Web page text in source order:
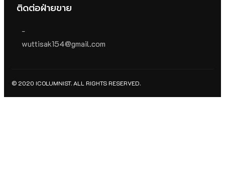
ติดต่อฝ่ายขาย
-
wuttisak154@gmail.com
© 2020 ICOLUMNIST. ALL RIGHTS RESERVED.